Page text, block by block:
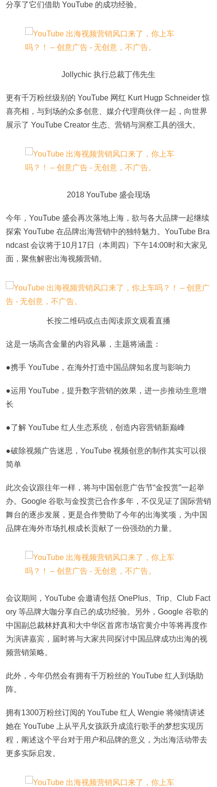
分享了它们借助 YouTube 的成功经验。
Jollychic 执行总裁丁伟先生
更有千万粉丝级别的 YouTube 网红 Kurt Hugp Schneider 惊
喜亮相，与到场的众多创意、媒介代理商伙伴一起，向世界
展示了 YouTube Creator 生态、营销与洞察工具的强大。
2018 YouTube 盛会现场
今年，YouTube 盛会再次落地上海，欲与各大品牌一起继续
探索 YouTube 在品牌出海营销中的独特魅力。YouTube Bra
ndcast 会议将于10月17日（本周四）下午14:00时和大家见
面，聚焦解密出海视频营销。
长按二维码或点击阅读原文观看直播
这是一场高含金量的内容风暴，主题将涵盖：
●携手 YouTube，在海外打造中国品牌知名度与影响力
●运用 YouTube，提升数字营销的效果，进一步推动生意增
长
●了解 YouTube 红人生态系统，创造内容营销新巅峰
●破除视频广告迷思，YouTube 视频创意的制作其实可以很
简单
此次会议跟往年一样，将与中国创意广告节“金投赏”一起举
办。Google 谷歌与金投赏已合作多年，不仅见证了国际营销
舞台的逐步发展，更是合作赞助了今年的出海奖项，为中国
品牌在海外市场扎根成长贡献了一份强劲的力量。
会议期间，YouTube 会邀请包括 OnePlus、Trip、Club Fact
ory 等品牌大咖分享自己的成功经验。另外，Google 谷歌的
中国副总裁林妤真和大中华区首席市场官黄介中等将再度作
为演讲嘉宾，届时将与大家共同探讨中国品牌成功出海的视
频营销策略。
此外，今年仍然会有拥有千万粉丝的 YouTube 红人到场助
阵。
拥有1300万粉丝订阅的 YouTube 红人 Wengie 将倾情讲述
她在 YouTube 上从平凡女孩跃升成流行歌手的梦想实现历
程，阐述这个平台对于用户和品牌的意义，为出海活动带去
更多实际启发。